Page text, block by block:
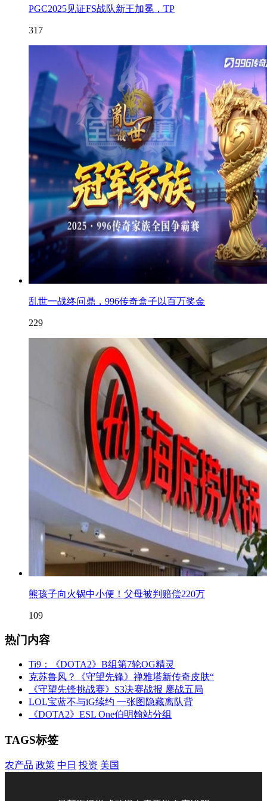
PGC2025见证FS战队新王加冕，TP
317
乱世一战终问鼎，996传奇盒子以百万奖金
229
熊孩子向火锅中小便！父母被判赔偿220万
109
热门内容
Ti9：《DOTA2》B组第7轮OG精灵
克苏鲁风？《守望先锋》禅雅塔新传奇皮肤“
《守望先锋挑战赛》S3决赛战报 鏖战五局
LOL宝蓝不与iG续约 一张图隐藏离队背
《DOTA2》ESL One伯明翰站分组
TAGS标签
农产品 政策 中日 投资 美国